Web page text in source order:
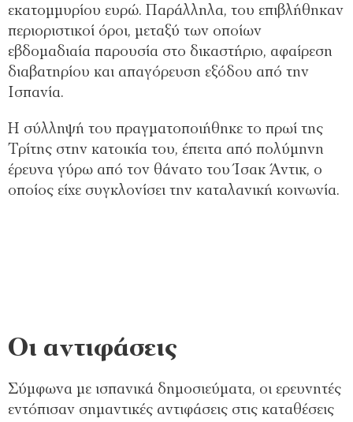
εκατομμυρίου ευρώ. Παράλληλα, του επιβλήθηκαν
περιοριστικοί όροι, μεταξύ των οποίων
εβδομαδιαία παρουσία στο δικαστήριο, αφαίρεση
διαβατηρίου και απαγόρευση εξόδου από την
Ισπανία.
Η σύλληψή του πραγματοποιήθηκε το πρωί της
Τρίτης στην κατοικία του, έπειτα από πολύμηνη
έρευνα γύρω από τον θάνατο του Ίσακ Άντικ, ο
οποίος είχε συγκλονίσει την καταλανική κοινωνία.
Οι αντιφάσεις
Σύμφωνα με ισπανικά δημοσιεύματα, οι ερευνητές
εντόπισαν σημαντικές αντιφάσεις στις καταθέσεις